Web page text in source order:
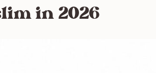
in 2026